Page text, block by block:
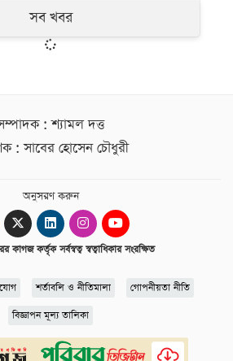
সব খবর
: শ্যামল দত্ত
: সাবের হোসেন চৌধুরী
অনুসরণ করুন
কাগজ কর্তৃক সর্বস্বত্ব স্বত্বাধিকার সংরক্ষিত
শর্তাবলি ও নীতিমালা গোপনীয়তা নীতি
বিজ্ঞাপন মূল্য তালিকা